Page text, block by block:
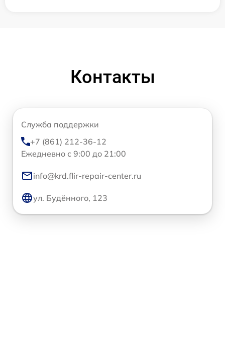
Контакты
Служба поддержки
+7 (861) 212-36-12
Ежедневно с 9:00 до 21:00
info@krd.flir-repair-center.ru
ул. Будённого, 123